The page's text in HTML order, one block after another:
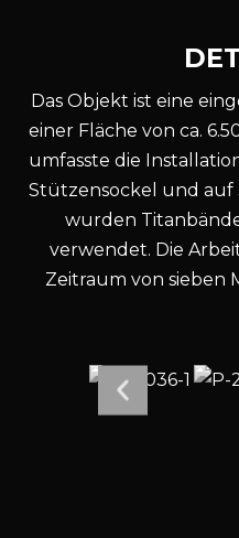
DE
Das Objekt ist eine
einer Fläche von ca.
umfasste die
Stützensockel und auf
wurden
verwendet. Die
Zeitraum von sieben